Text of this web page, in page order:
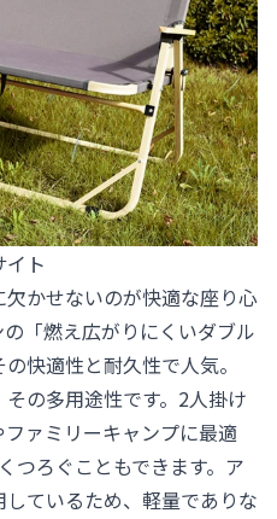
イト
かせないのが快適な座り心
「燃え広がりにくいダブル
快適性と耐久性で人気。
の多用途性です。2人掛け
ァミリーキャンプに最適
つろぐこともできます。ア
ているため、軽量でありな